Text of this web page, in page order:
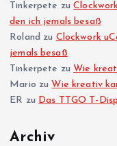
Tinkerpete zu
den ich jemals besaß
Roland zu Clockwork
jemals besaß
Tinkerpete zu Wie
Mario zu Wie kreativ
ER zu Das TTGO T-
Archiv